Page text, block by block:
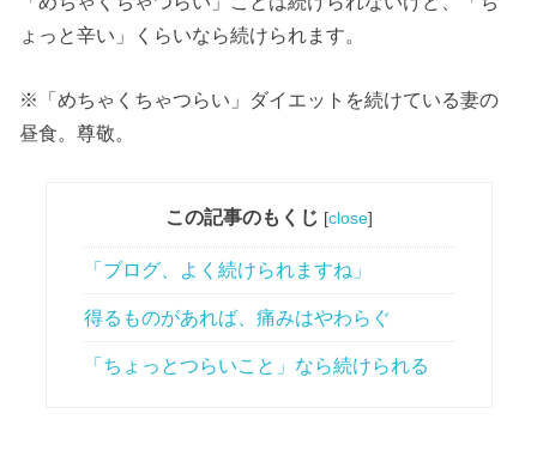
ょっと辛い」くらいなら続けられます。
※「めちゃくちゃつらい」ダイエットを続けている妻の
昼食。尊敬。
この記事のもくじ [close]
「ブログ、よく続けられますね」
得るものがあれば、痛みはやわらぐ
「ちょっとつらいこと」なら続けられる